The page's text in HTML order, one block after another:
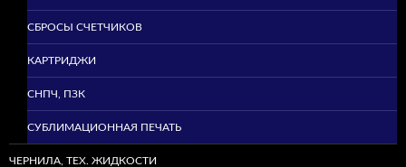
СБРОСЫ СЧЕТЧИКОВ
КАРТРИДЖИ
СНПЧ, ПЗК
СУБЛИМАЦИОННАЯ ПЕЧАТЬ
ЧЕРНИЛА, ТЕХ. ЖИДКОСТИ